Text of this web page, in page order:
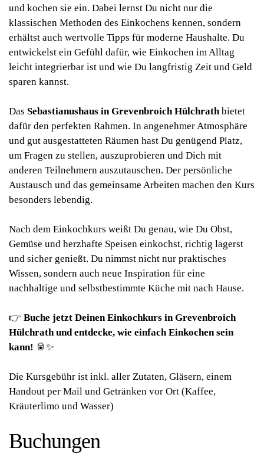
und kochen sie ein. Dabei lernst Du nicht nur die
klassischen Methoden des Einkochens kennen, sondern
erhältst auch wertvolle Tipps für moderne Haushalte. Du
entwickelst ein Gefühl dafür, wie Einkochen im Alltag
leicht integrierbar ist und wie Du langfristig Zeit und Geld
sparen kannst.
Das Sebastianushaus in Grevenbroich Hülchrathbietet
dafür den perfekten Rahmen. In angenehmer Atmosphäre
und gut ausgestatteten Räumen hast Du genügend Platz,
um Fragen zu stellen, auszuprobieren und Dich mit
anderen Teilnehmern auszutauschen. Der persönliche
Austausch und das gemeinsame Arbeiten machen den Kurs
besonders lebendig.
Nach dem Einkochkurs weißt Du genau, wie Du Obst,
Gemüse und herzhafte Speisen einkochst, richtig lagerst
und sicher genießt. Du nimmst nicht nur praktisches
Wissen, sondern auch neue Inspiration für eine
nachhaltige und selbstbestimmte Küche mit nach Hause.
👉 Buche jetzt Deinen Einkochkurs in Grevenbroich
Hülchrath und entdecke, wie einfach Einkochen sein
kann! 🥫✨
Die Kursgebühr ist inkl. aller Zutaten, Gläsern, einem
Handout per Mail und Getränken vor Ort (Kaffee,
Kräuterlimo und Wasser)
Buchungen